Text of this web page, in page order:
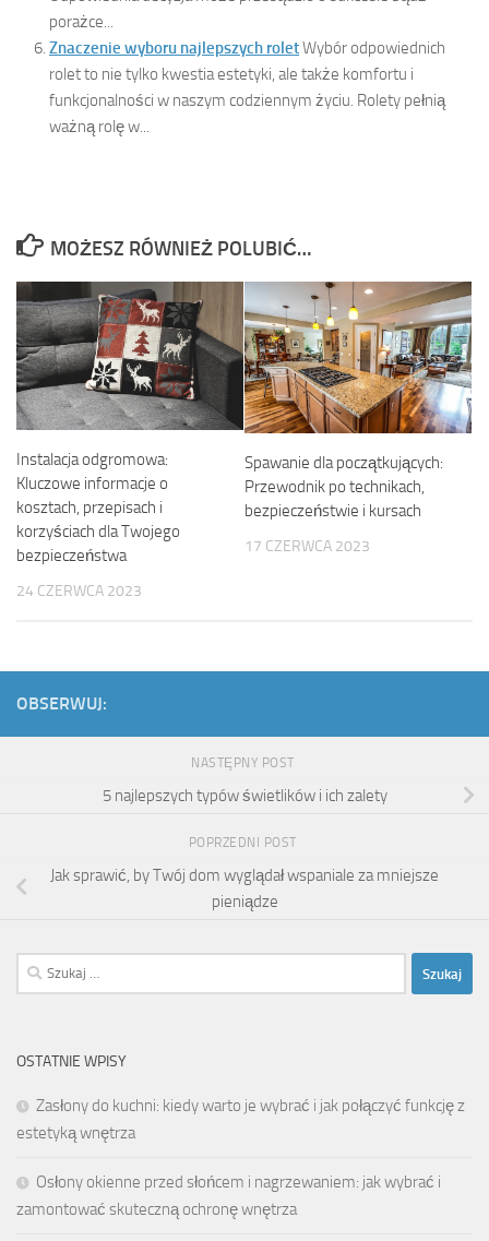
porażce...
Znaczenie wyboru najlepszych roletWybór odpowiednich
rolet to nie tylko kwestia estetyki, ale także komfortu i
funkcjonalności w naszym codziennym życiu. Rolety pełnią
ważną rolę w...
MOŻESZ RÓWNIEŻ POLUBIĆ…
Instalacja odgromowa:
Kluczowe informacje o
kosztach, przepisach i
korzyściach dla Twojego
bezpieczeństwa
24 CZERWCA 2023
Spawanie dla początkujących:
Przewodnik po technikach,
bezpieczeństwie i kursach
17 CZERWCA 2023
OBSERWUJ:
NASTĘPNY POST
5 najlepszych typów świetlików i ich zalety
POPRZEDNI POST
Jak sprawić, by Twój dom wyglądał wspaniale za mniejsze
pieniądze
Szukaj:
OSTATNIE WPISY
Zasłony do kuchni: kiedy warto je wybrać i jak połączyć funkcję z
estetyką wnętrza
Osłony okienne przed słońcem i nagrzewaniem: jak wybrać i
zamontować skuteczną ochronę wnętrza